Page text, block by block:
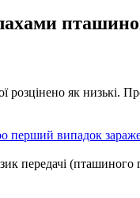
як низькі.
перший випадок
передачі